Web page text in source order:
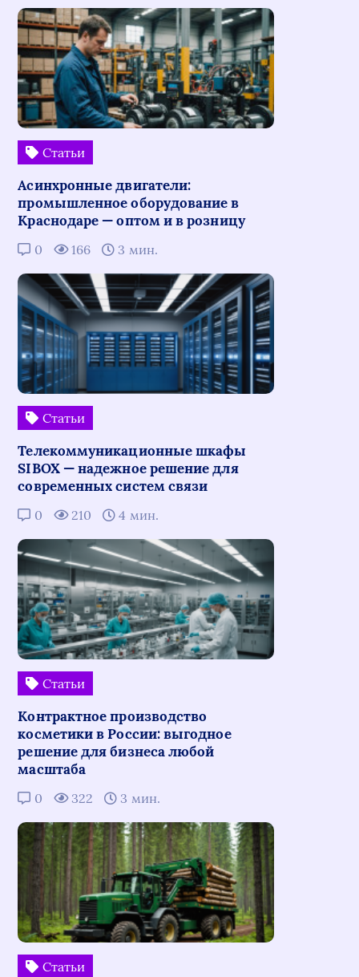
Статьи
Асинхронные двигатели:
промышленное оборудование в
Краснодаре — оптом и в розницу
0 166 3 мин.
Статьи
Телекоммуникационные шкафы
SIBOX — надежное решение для
современных систем связи
0 210 4 мин.
Статьи
Контрактное производство
косметики в России: выгодное
решение для бизнеса любой
масштаба
0 322 3 мин.
Статьи